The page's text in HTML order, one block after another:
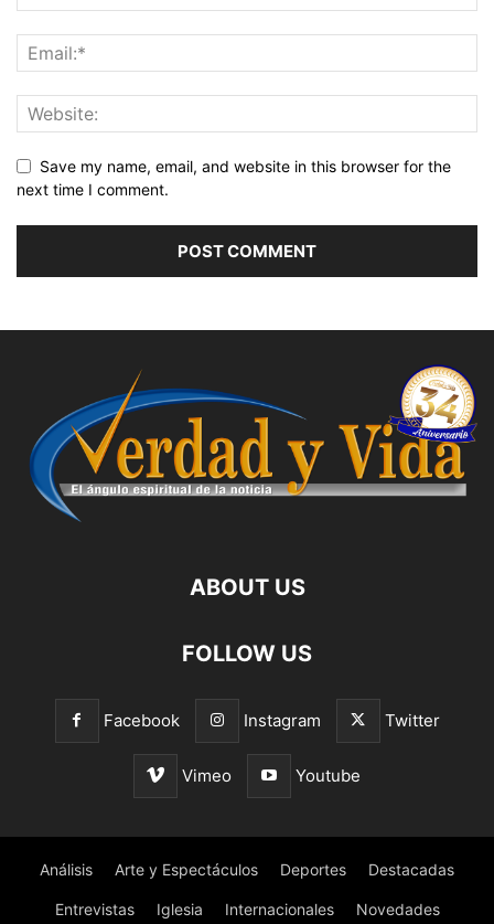
Save my name, email, and website in this browser for the
next time I comment.
ABOUT US
FOLLOW US
Facebook Instagram Twitter
Vimeo Youtube
Análisis Arte y Espectáculos Deportes Destacadas
Entrevistas Iglesia Internacionales Novedades